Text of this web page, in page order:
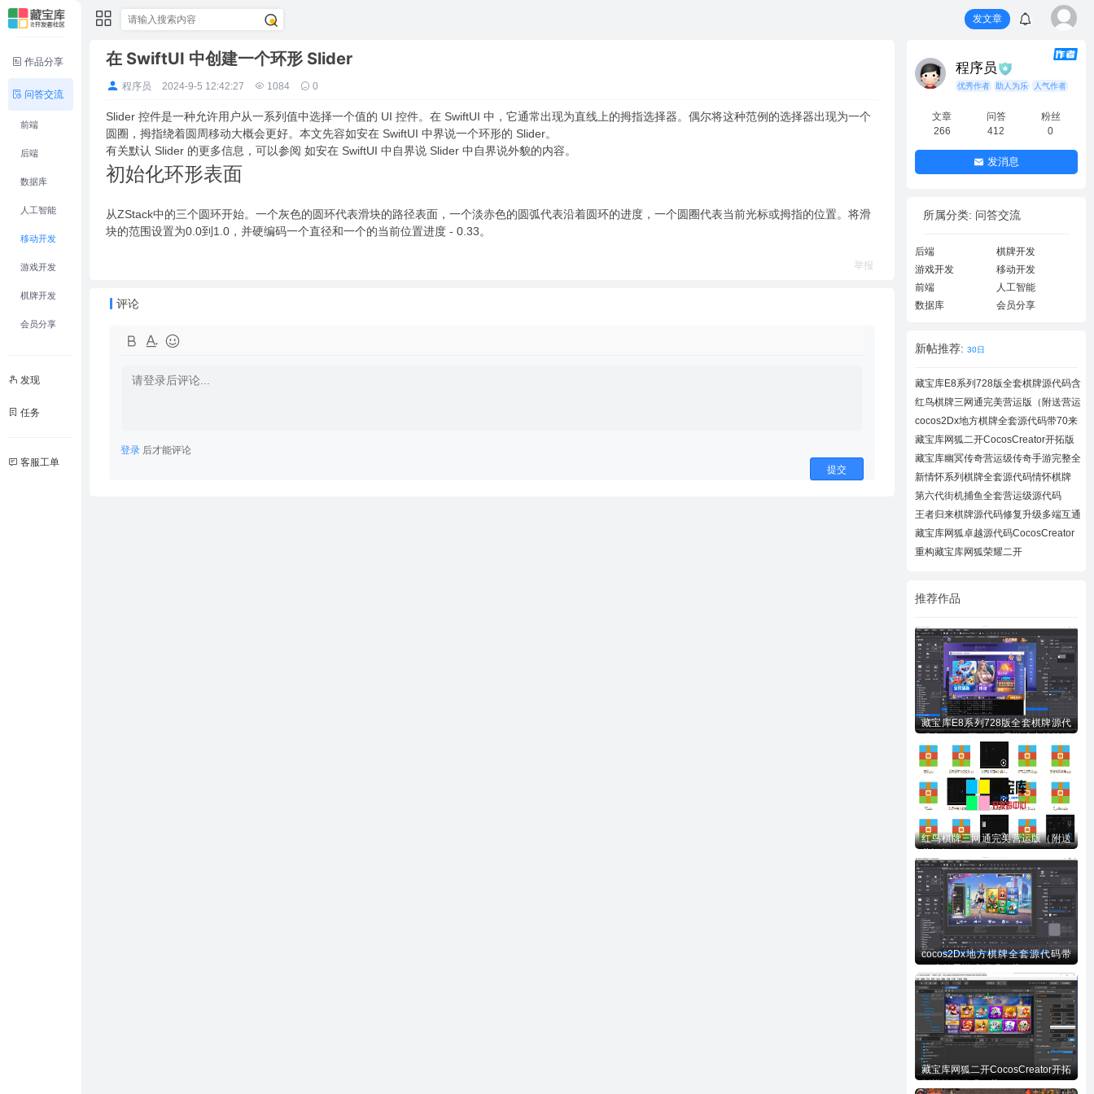
作品分享
问答交流
前端
后端
数据库
人工智能
移动开发
游戏开发
棋牌开发
会员分享
发现
任务
客服工单
发文章
在 SwiftUI 中创建一个环形 Slider
程序员 2024-9-5 12:42:27 1084 0
Slider 控件是一种允许用户从一系列值中选择一个值的 UI 控件。在 SwiftUI 中，它通常出现为直线上的拇指选择器。偶尔将这种范例的选择器出现为一个
圆圈，拇指绕着圆周移动大概会更好。本文先容如安在 SwiftUI 中界说一个环形的 Slider。
有关默认 Slider 的更多信息，可以参阅 如安在 SwiftUI 中自界说 Slider 中自界说外貌的内容。
初始化环形表面
从ZStack中的三个圆环开始。一个灰色的圆环代表滑块的路径表面，一个淡赤色的圆弧代表沿着圆环的进度，一个圆圈代表当前光标或拇指的位置。将滑
块的范围设置为0.0到1.0，并硬编码一个直径和一个的当前位置进度 - 0.33。
举报
评论
登录 后才能评论
提交
程序员
优秀作者 助人为乐 人气作者
文章
266
问答
412
粉丝
0
发消息
所属分类: 问答交流
后端
棋牌开发
游戏开发
移动开发
前端
人工智能
数据库
会员分享
新帖推荐: 30日
藏宝库E8系列728版全套棋牌源代码含
728UI工
红鸟棋牌三网通完美营运版（附送营运
教程）
cocos2Dx地方棋牌全套源代码带70来
款子游戏
藏宝库网狐二开CocosCreator开拓版
棋牌源代
藏宝库幽冥传奇营运级传奇手游完整全
套源代
新情怀系列棋牌全套源代码情怀棋牌
700+子游
第六代街机捕鱼全套营运级源代码
Creator跨
王者归来棋牌源代码修复升级多端互通
近百款
藏宝库网狐卓越源代码CocosCreator
卓越版全
重构藏宝库网狐荣耀二开
推荐作品
藏宝库E8系列728版全套棋牌源代
码下载
红鸟棋牌三网通完美营运版（附送
cocos2Dx地方棋牌全套源代码带
藏宝库网狐二开CocosCreator开拓